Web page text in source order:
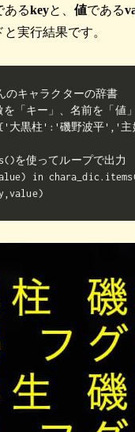
あるkeyと、 値である
実行結果です。
のキャラクターの辞書
「キー」、名前を「値」
大黒柱':'磯野波平','
を使ってループで出力
in